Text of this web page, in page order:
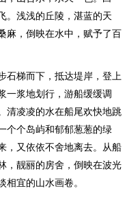
。浅浅的丘陵，湛蓝的天
麻，倒映在水中，赋予了百
石梯而下，抵达堤岸，登上
一浆地划行，游船缓缓调
清凌凌的水在船尾欢快地跳
个个岛屿和郁郁葱葱的绿
，又依依不舍地离去。从船
，靓丽的房舍，倒映在波光
宜的山水画卷。